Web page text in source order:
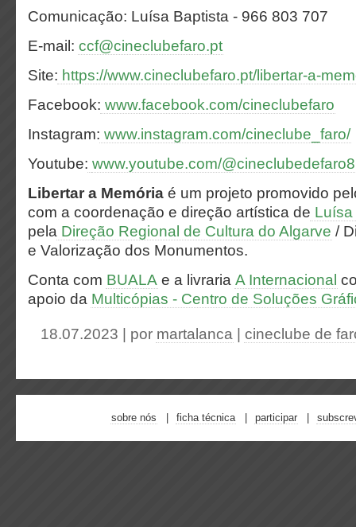
Comunicação: Luísa Baptista - 966 803 707
E-mail: ccf@cineclubefaro.pt
Site: https://www.cineclubefaro.pt/libertar-a-
Facebook: www.facebook.com/cineclubefaro
Instagram: www.instagram.com/cineclube_faro/
Youtube: www.youtube.com/
Libertar a Memória é um projeto promovido
com a coordenação e direção artística de Luísa
pela Direção Regional de Cultura do Algarve /
e Valorização dos Monumentos.
Conta com BUALA e a livraria A Internacional
apoio da Multicópias - Centro de Soluções
18.07.2023 | por martalanca cineclube de
sobre nós ficha técnica participar